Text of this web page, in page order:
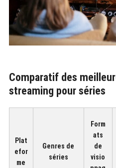
Comparatif des
streaming pour séries
Plat
efor
me
Genres de
séries
Form
ats
de
visio